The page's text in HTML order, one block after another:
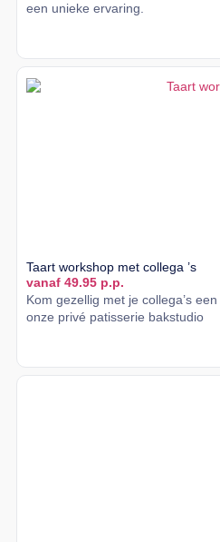
een unieke ervaring.
Taart workshop met collega ’s
vanaf 49.95 p.p.
Kom gezellig met je collega’s
onze privé patisserie bakstudio